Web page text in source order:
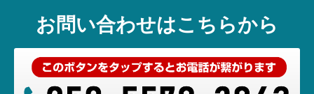
お問い合わせはこちらから